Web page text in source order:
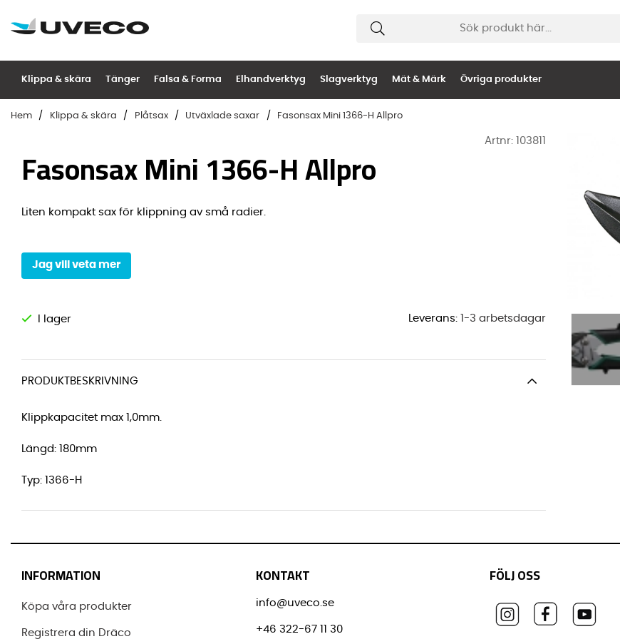
Klippa & skära Tänger Falsa & Forma Elhandverktyg Slagverktyg Mät & Märk Övriga produkter
Hem Klippa & skära Plåtsax Utväxlade saxar Fasonsax Mini 1366-H Allpro
Artnr:103811
Fasonsax Mini 1366-H Allpro
Liten kompakt sax för klippning av små radier.
Jag vill veta mer
Leverans: 1-3 arbetsdagar
PRODUKTBESKRIVNING
Klippkapacitet max 1,0mm.
Längd: 180mm
Typ: 1366-H
INFORMATION
Köpa våra produkter
Registrera din Dräco
KONTAKT
info@uveco.se
+46 322-67 11 30
FÖLJ OSS